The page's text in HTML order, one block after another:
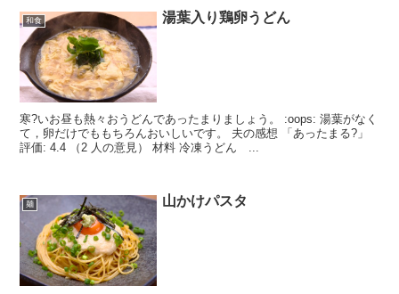
和食 湯葉入り鶏卵うどん
寒?いお昼も熱々おうどんであったまりましょう。 :oops: 湯葉がなく
て，卵だけでももちろんおいしいです。 夫の感想 「あったまる?」
評価: 4.4 （2 人の意見） 材料 冷凍うどん ...
麺 山かけパスタ